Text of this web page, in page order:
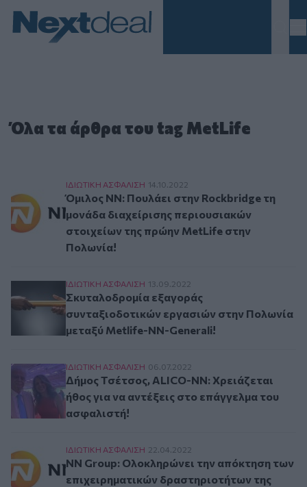
Όλα τα άρθρα του tag MetLife
Όμιλος NN: Πουλάει στην Rockbridge τη
ΙΔΙΩΤΙΚΗ ΑΣΦAΛΙΣΗ 14.10.2022
Όμιλος NN: Πουλάει στην Rockbridge τη
μονάδα διαχείρισης περιουσιακών
στοιχείων της πρώην MetLife στην
Πολωνία!
Σκυταλοδρομία εξαγοράς συνταξιοδοτικών
ΙΔΙΩΤΙΚΗ ΑΣΦAΛΙΣΗ 13.09.2022
Σκυταλοδρομία εξαγοράς
συνταξιοδοτικών εργασιών στην Πολωνία
μεταξύ Metlife-NN-Generali!
Δήμος Τσέτσος, ALICO-NN: Χρειάζεται ήθος
ΙΔΙΩΤΙΚΗ ΑΣΦAΛΙΣΗ 06.07.2022
Δήμος Τσέτσος, ALICO-NN: Χρειάζεται
ήθος για να αντέξεις στο επάγγελμα του
ασφαλιστή!
NN Group: Ολοκληρώνει την απόκτηση των
ΙΔΙΩΤΙΚΗ ΑΣΦAΛΙΣΗ 22.04.2022
NN Group: Ολοκληρώνει την απόκτηση των
επιχειρηματικών δραστηριοτήτων της